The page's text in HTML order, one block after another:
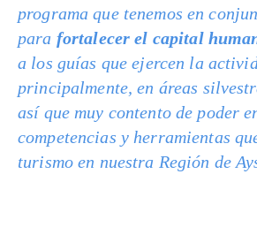
programa que tenemos en
para fortalecer el capital
a los guías que ejercen la
principalmente, en áreas
así que muy contento de poder
competencias y herramientas
turismo en nuestra Región de